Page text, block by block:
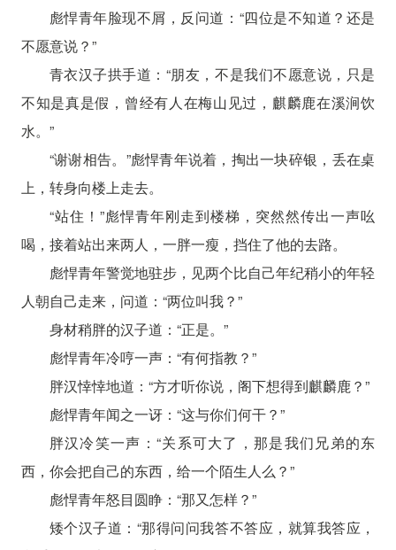
彪悍青年脸现不屑，反问道：“四位是不知道？还是
不愿意说？”
青衣汉子拱手道：“朋友，不是我们不愿意说，只是
不知是真是假，曾经有人在梅山见过，麒麟鹿在溪涧饮
水。”
“谢谢相告。”彪悍青年说着，掏出一块碎银，丢在桌
上，转身向楼上走去。
“站住！”彪悍青年刚走到楼梯，突然然传出一声吆
喝，接着站出来两人，一胖一瘦，挡住了他的去路。
彪悍青年警觉地驻步，见两个比自己年纪稍小的年轻
人朝自己走来，问道：“两位叫我？”
身材稍胖的汉子道：“正是。”
彪悍青年冷哼一声：“有何指教？”
胖汉悻悻地道：“方才听你说，阁下想得到麒麟鹿？”
彪悍青年闻之一讶：“这与你们何干？”
胖汉冷笑一声：“关系可大了，那是我们兄弟的东
西，你会把自己的东西，给一个陌生人么？”
彪悍青年怒目圆睁：“那又怎样？”
矮个汉子道：“那得问问我答不答应，就算我答应，